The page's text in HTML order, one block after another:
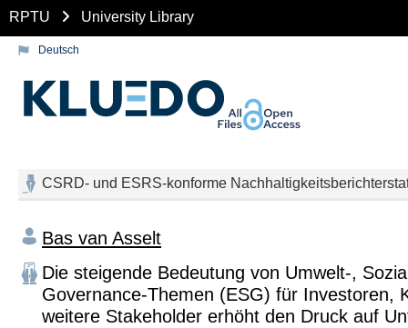
RPTU University Library
Deutsch
CSRD- und ESRS-konforme
Bas van Asselt
Die steigende Bedeutung von Umwelt-,
Governance-Themen (ESG) für Investoren,
weitere Stakeholder erhöht den Druck auf